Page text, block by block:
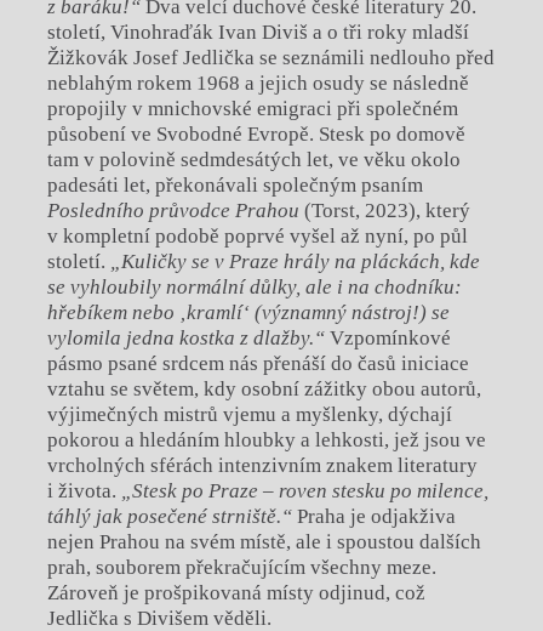
z baráku!“ Dva velcí duchové české literatury 20.
století, Vinohraďák Ivan Diviš a o tři roky mladší
Žižkovák Josef Jedlička se seznámili nedlouho před
neblahým rokem 1968 a jejich osudy se následně
propojily v mnichovské emigraci při společném
působení ve Svobodné Evropě. Stesk po domově
tam v polovině sedmdesátých let, ve věku okolo
padesáti let, překonávali společným psaním
Posledního průvodce Prahou (Torst, 2023), který
v kompletní podobě poprvé vyšel až nyní, po půl
století. „Kuličky se v Praze hrály na pláckách, kde
se vyhloubily normální důlky, ale i na chodníku:
hřebíkem nebo ‚kramlí‘ (významný nástroj!) se
vylomila jedna kostka z dlažby.“ Vzpomínkové
pásmo psané srdcem nás přenáší do časů iniciace
vztahu se světem, kdy osobní zážitky obou autorů,
výjimečných mistrů vjemu a myšlenky, dýchají
pokorou a hledáním hloubky a lehkosti, jež jsou ve
vrcholných sférách intenzivním znakem literatury
i života. „Stesk po Praze – roven stesku po milence,
táhlý jak posečené strniště.“ Praha je odjakživa
nejen Prahou na svém místě, ale i spoustou dalších
prah, souborem překračujícím všechny meze.
Zároveň je prošpikovaná místy odjinud, což
Jedlička s Divišem věděli.